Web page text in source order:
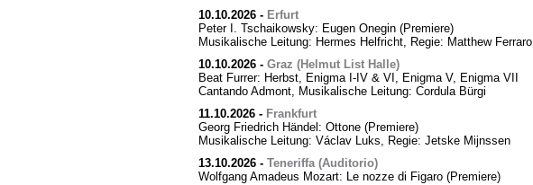
10.10.2026- Erfurt
Peter I. Tschaikowsky: Eugen Onegin (Premiere)
Musikalische Leitung: Hermes Helfricht, Regie: Matthew Ferraro
10.10.2026- Graz (Helmut List Halle)
Beat Furrer: Herbst, Enigma I-IV & VI, Enigma V, Enigma VII
Cantando Admont, Musikalische Leitung: Cordula Bürgi
11.10.2026- Frankfurt
Georg Friedrich Händel: Ottone (Premiere)
Musikalische Leitung: Václav Luks, Regie: Jetske Mijnssen
13.10.2026- Teneriffa (Auditorio)
Wolfgang Amadeus Mozart: Le nozze di Figaro (Premiere)